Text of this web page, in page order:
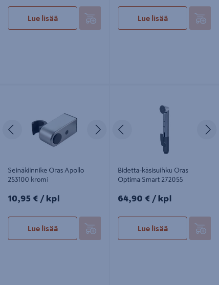
Lue lisää Lue lisää
Edellinen Seuraava
Seinäkiinnike Oras Apollo
253100 kromi
10,95€/kpl
10,95 € / kpl
Lue lisää
Bidetta-käsisuihku Oras
Optima Smart 272055
64,90€/kpl
64,90 € / kpl
Lue lisää